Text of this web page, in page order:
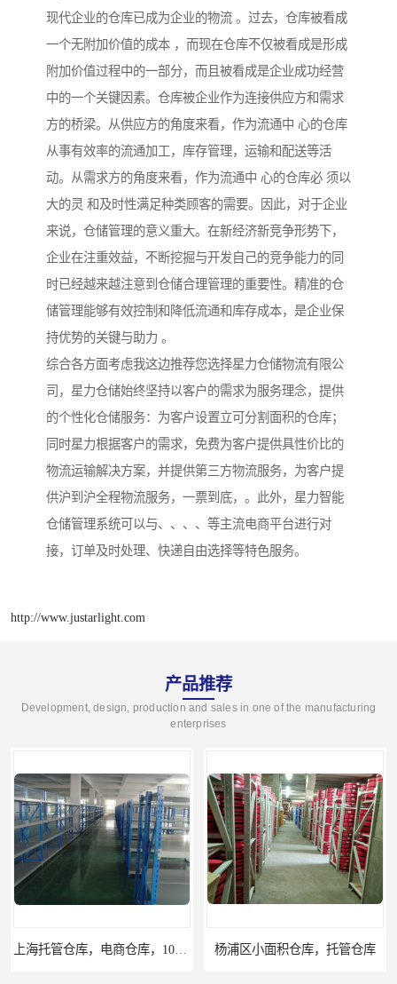
现代企业的仓库已成为企业的物流 。过去，仓库被看成
一个无附加价值的成本 ，而现在仓库不仅被看成是形成
附加价值过程中的一部分，而且被看成是企业成功经营
中的一个关键因素。仓库被企业作为连接供应方和需求
方的桥梁。从供应方的角度来看，作为流通中 心的仓库
从事有效率的流通加工，库存管理，运输和配送等活
动。从需求方的角度来看，作为流通中 心的仓库必 须以
大的灵 和及时性满足种类顾客的需要。因此，对于企业
来说，仓储管理的意义重大。在新经济新竞争形势下，
企业在注重效益，不断挖掘与开发自己的竞争能力的同
时已经越来越注意到仓储合理管理的重要性。精准的仓
储管理能够有效控制和降低流通和库存成本，是企业保
持优势的关键与助力 。
综合各方面考虑我这边推荐您选择星力仓储物流有限公
司，星力仓储始终坚持以客户的需求为服务理念，提供
的个性化仓储服务：为客户设置立可分割面积的仓库；
同时星力根据客户的需求，免费为客户提供具性价比的
物流运输解决方案，并提供第三方物流服务，为客户提
供沪到沪全程物流服务，一票到底，。此外，星力智能
仓储管理系统可以与、、、、等主流电商平台进行对
接，订单及时处理、快递自由选择等特色服务。
http://www.justarlight.com
产品推荐
Development, design, production and sales in one of the manufacturing
enterprises
杨浦区小面积仓库，托管仓库